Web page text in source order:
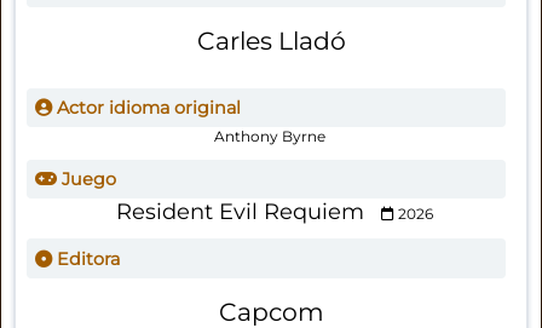
Carles Lladó
Actor idioma original
Anthony Byrne
Juego
Resident Evil Requiem 2026
Editora
Capcom